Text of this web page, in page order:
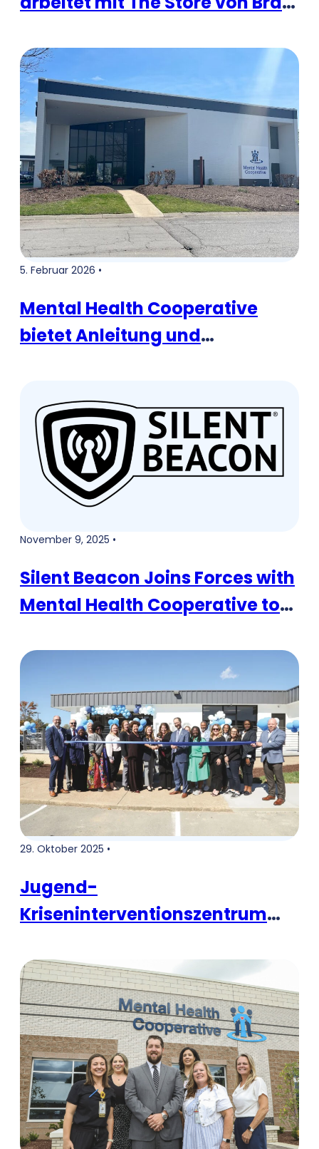
kostenlose Lebensmittel und
Artikel des täglichen Bedarfs
anzubieten
5. Februar 2026 •
Mental Health Cooperative
bietet Anleitung und
November 9, 2025 •
Silent Beacon Joins Forces with
Mental Health Cooperative to
Workers with Wearable Panic
Buttons
29. Oktober 2025 •
Jugend-
Kriseninterventionszentrum